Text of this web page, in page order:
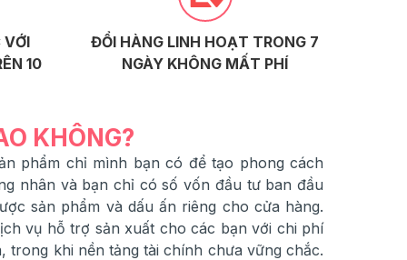
VỚI
10
ĐỔI HÀNG LINH HOẠT TRONG 7
NGÀY KHÔNG MẤT PHÍ
KHÔNG?
phẩm chỉ mình bạn có để tạo phong cách
nhân và bạn chỉ có số vốn đầu tư ban đầu
sản phẩm và dấu ấn riêng cho cửa hàng.
vụ hỗ trợ sản xuất cho các bạn với chi phí
trong khi nền tảng tài chính chưa vững chắc.